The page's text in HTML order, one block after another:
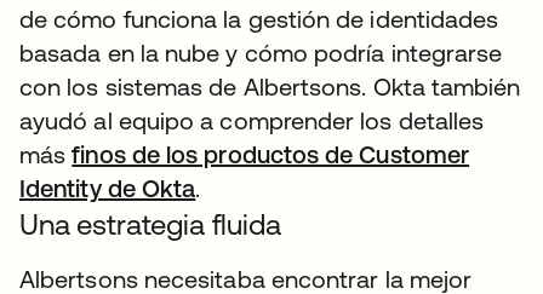
de cómo funciona la gestión de identidades
basada en la nube y cómo podría integrarse
con los sistemas de Albertsons. Okta también
ayudó al equipo a comprender los detalles
másfinos de los productos de Customer
Identity de Okta.
Una estrategia fluida
Albertsons necesitaba encontrar la mejor